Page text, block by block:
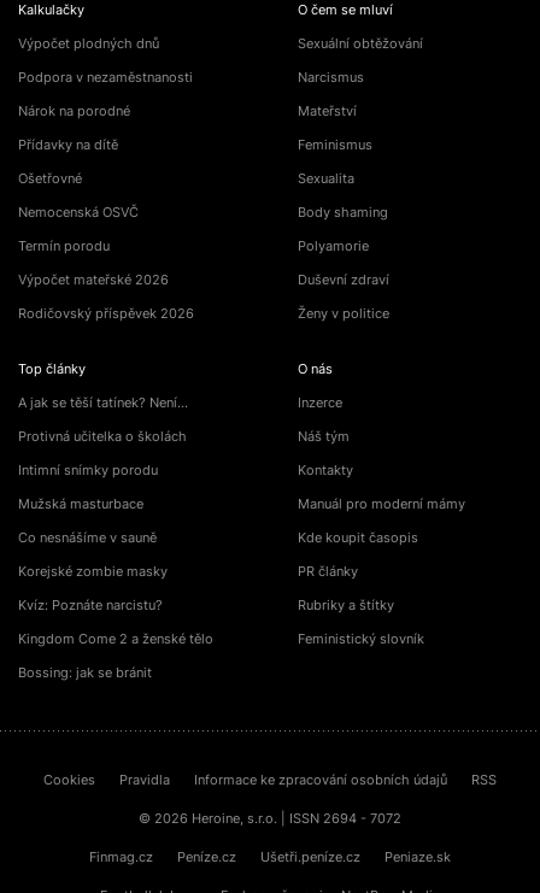
Kalkulačky
Výpočet plodných dnů
Podpora v nezaměstnanosti
Nárok na porodné
Přídavky na dítě
Ošetřovné
Nemocenská OSVČ
Termín porodu
Výpočet mateřské 2026
Rodičovský příspěvek 2026
Top články
A jak se těší tatínek? Není…
Protivná učitelka o školách
Intimní snímky porodu
Mužská masturbace
Co nesnášíme v sauně
Korejské zombie masky
Kvíz: Poznáte narcistu?
Kingdom Come 2 a ženské tělo
Bossing: jak se bránit
O čem se mluví
Sexuální obtěžování
Narcismus
Mateřství
Feminismus
Sexualita
Body shaming
Polyamorie
Duševní zdraví
Ženy v politice
O nás
Inzerce
Náš tým
Kontakty
Manuál pro moderní mámy
Kde koupit časopis
PR články
Rubriky a štítky
Feministický slovník
Cookies Pravidla Informace ke zpracování osobních údajů RSS
© 2026 Heroine, s.r.o. | ISSN 2694 - 7072
Finmag.cz Peníze.cz Ušetři.peníze.cz Peniaze.sk